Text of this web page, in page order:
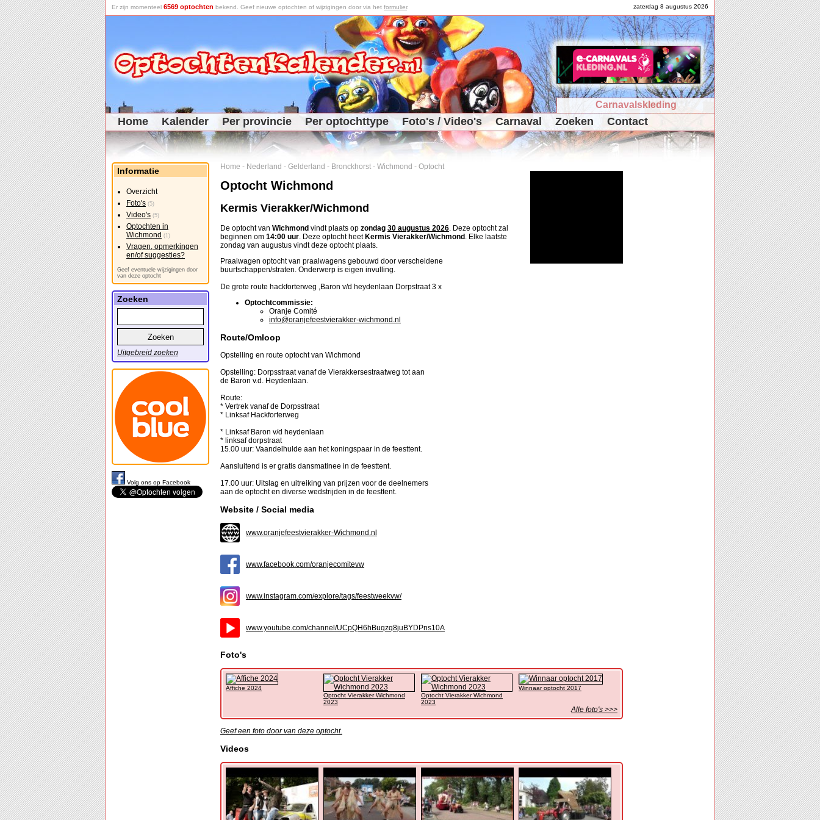
zaterdag 8 augustus 2026
Er zijn momenteel 6569 optochten bekend. Geef nieuwe optochten of wijzigingen door via het formulier.
Carnavalskleding
Home Kalender Per provincie Per optochttype Foto's / Video's Carnaval Zoeken Contact
Home - Nederland - Gelderland - Bronckhorst - Wichmond - Optocht
Optocht Wichmond
Kermis Vierakker/Wichmond
De optocht van Wichmond vindt plaats op zondag 30 augustus 2026. Deze optocht zal
beginnen om 14:00 uur. Deze optocht heet Kermis Vierakker/Wichmond . Elke laatste
zondag van augustus vindt deze optocht plaats.
Praalwagen optocht van praalwagens gebouwd door verscheidene
buurtschappen/straten. Onderwerp is eigen invulling.
De grote route hackforterweg ,Baron v/d heydenlaan Dorpstraat 3 x
Optochtcommissie:
Oranje Comité
info@oranjefeestvierakker-wichmond.nl
Route/Omloop
Opstelling en route optocht van Wichmond
Opstelling: Dorpsstraat vanaf de Vierakkersestraatweg tot aan
de Baron v.d. Heydenlaan.
Route:
* Vertrek vanaf de Dorpsstraat
* Linksaf Hackforterweg
* Linksaf Baron v/d heydenlaan
* linksaf dorpstraat
15.00 uur: Vaandelhulde aan het koningspaar in de feesttent.
Aansluitend is er gratis dansmatinee in de feesttent.
17.00 uur: Uitslag en uitreiking van prijzen voor de deelnemers
aan de optocht en diverse wedstrijden in de feesttent.
Website / Social media
www.oranjefeestvierakker-Wichmond.nl
www.facebook.com/oranjecomitevw
www.instagram.com/explore/tags/feestweekvw/
www.youtube.com/channel/UCpQH6hBuqzq8juBYDPns10A
Foto's
Affiche 2024
Optocht Vierakker Wichmond
2023
Optocht Vierakker Wichmond
2023
Winnaar optocht 2017
Alle foto's >>>
Geef een foto door van deze optocht.
Videos
Informatie
Overzicht
Foto's (5)
Video's (5)
Optochten in
Wichmond (1)
Vragen, opmerkingen
en/of suggesties?
Geef eventuele wijzigingen door
van deze optocht
Zoeken
Uitgebreid zoeken
Volg ons op Facebook